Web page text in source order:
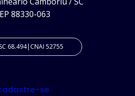
88330-063
SC 68.494|CNAI 52755
se